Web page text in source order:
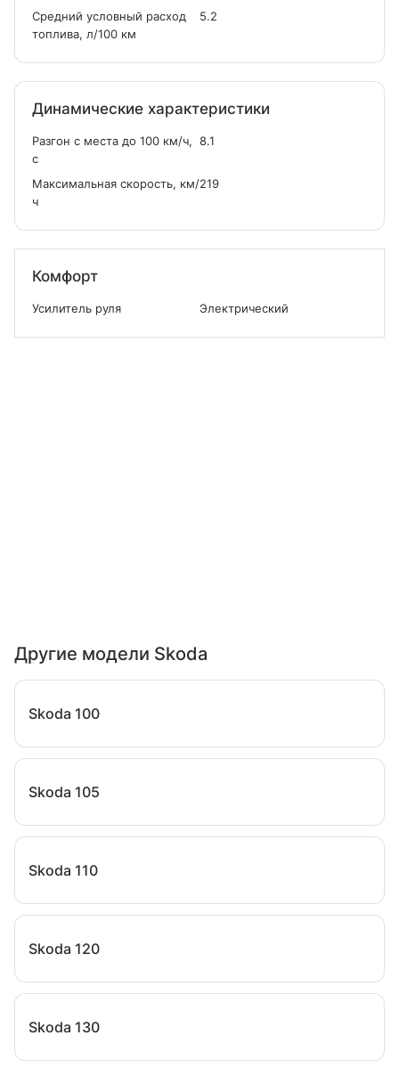
Средний условный расход
топлива, л/100 км
5.2
Динамические характеристики
Разгон с места до 100 км/ч,
с
8.1
Максимальная скорость, км/
ч
219
Комфорт
Усилитель руля Электрический
Другие модели Skoda
Skoda 100
Skoda 105
Skoda 110
Skoda 120
Skoda 130